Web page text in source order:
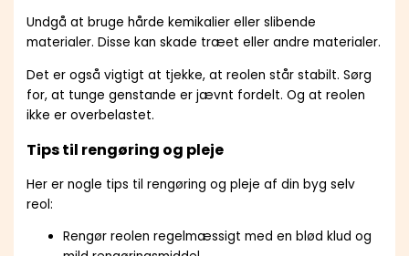
Undgå at bruge hårde kemikalier eller slibende
materialer. Disse kan skade træet eller andre materialer.
Det er også vigtigt at tjekke, at reolen står stabilt. Sørg
for, at tunge genstande er jævnt fordelt. Og at reolen
ikke er overbelastet.
Tips til rengøring og pleje
Her er nogle tips til rengøring og pleje af din byg selv
reol:
Rengør reolen regelmæssigt med en blød klud og